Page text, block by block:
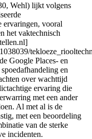
Wehl) lijkt volgens
ervaringen, vooral
het vaktechnisch
Google Places- en
en
over wachttijd
ervaring die
met een ander
Al met al is de
met een beoordeling
van de sterke
incidenten.